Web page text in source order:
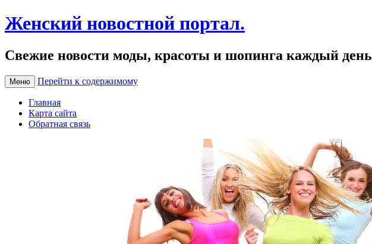
Женский новостной портал.
Свежие новости моды, красоты и шопинга каждый день
Меню Перейти к содержимому
Главная
Карта сайта
Обратная связь